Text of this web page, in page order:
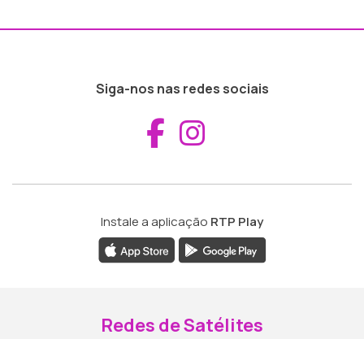
Siga-nos nas redes sociais
Aceder ao
Instale a aplicação RTP Play
Redes de Satélites